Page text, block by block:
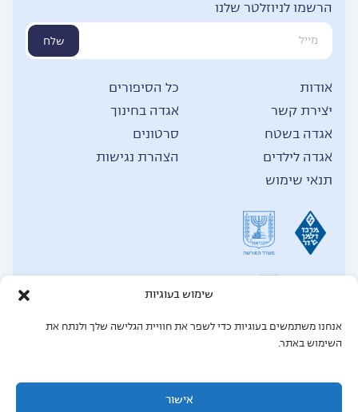
שימוש בעוגיות
אנחנו משתמשים בעוגיות כדי לשפר את חוויית הגלישה שלך ולנתח את
השימוש באתר.
אישור
הרשמו לניוזלטר שלנו
שלח
אודות
כל הסיפורים
יצירת קשר
הצהרת נגישות
אגדה בחינוך
אגדה בשטח
תנאי שימוש
סרטונים
אגדה לילדים
תחזוקת אתר: Mgt force מומחים לאתרי וורדפרס